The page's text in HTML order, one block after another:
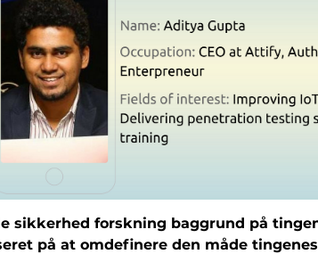
sikkerhed forskning baggrund på
på at omdefinere den måde